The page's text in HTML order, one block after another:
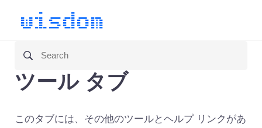
ツール タブ
このタブには、その他のツールとヘルプ リンクがあ